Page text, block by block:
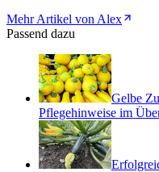
Mehr Artikel von Alex
Passend dazu
Gelbe
Pflegehinweise im